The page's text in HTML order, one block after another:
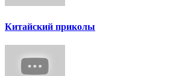
Китайский приколы